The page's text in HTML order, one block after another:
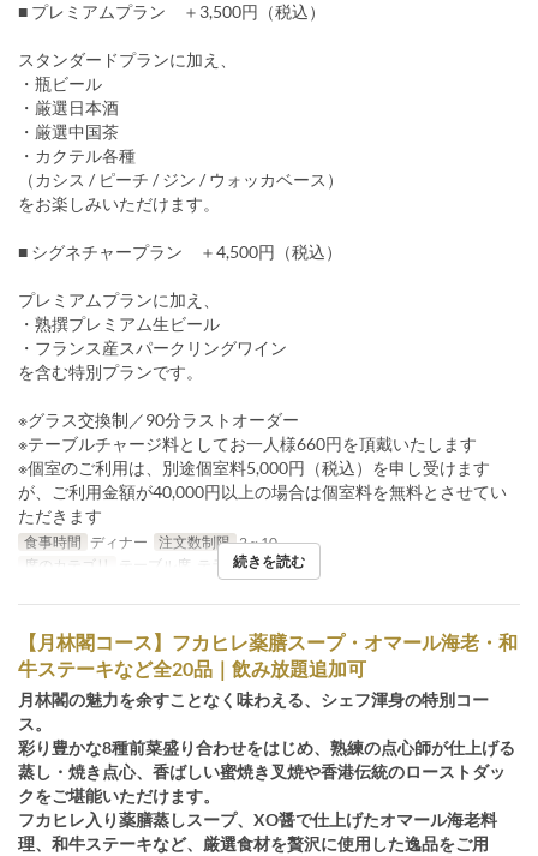
■ プレミアムプラン ＋3,500円（税込）
スタンダードプランに加え、
・瓶ビール
・厳選日本酒
・厳選中国茶
・カクテル各種
（カシス / ピーチ / ジン / ウォッカベース）
をお楽しみいただけます。
■ シグネチャープラン ＋4,500円（税込）
プレミアムプランに加え、
・熟撰プレミアム生ビール
・フランス産スパークリングワイン
を含む特別プランです。
※グラス交換制／90分ラストオーダー
※テーブルチャージ料としてお一人様660円を頂戴いたします
※個室のご利用は、別途個室料5,000円（税込）を申し受けます
が、ご利用金額が40,000円以上の場合は個室料を無料とさせてい
ただきます
食事時間 ディナー 注文数制限 2 ~ 10
席のカテゴリ
テーブル席, テラス, 個室
続きを読む
【月林閣コース】フカヒレ薬膳スープ・オマール海老・和
牛ステーキなど全20品｜飲み放題追加可
月林閣の魅力を余すことなく味わえる、シェフ渾身の特別コー
ス。
彩り豊かな8種前菜盛り合わせをはじめ、熟練の点心師が仕上げる
蒸し・焼き点心、香ばしい蜜焼き叉焼や香港伝統のローストダッ
クをご堪能いただけます。
フカヒレ入り薬膳蒸しスープ、XO醤で仕上げたオマール海老料
理、和牛ステーキなど、厳選食材を贅沢に使用した逸品をご用